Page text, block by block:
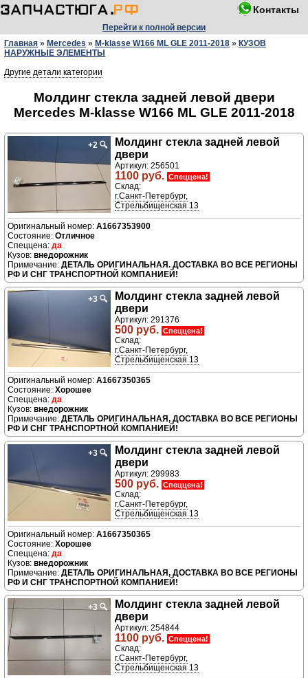
Контакты
Перейти к полной версии
Главная » Mercedes » M-klasse W166 ML GLE 2011-2018 » КУЗОВ
НАРУЖНЫЕ ЭЛЕМЕНТЫ
Другие детали категории
Молдинг стекла задней левой двери
Mercedes M-klasse W166 ML GLE 2011-2018
+2 🔍
Молдинг стекла задней левой
двери
Артикул: 256501
1100 руб. Спеццена!
Склад:
г.Санкт-Петербург,
Стрельбищенская 13
A1667353900
Отличное
да
внедорожник
ДЕТАЛЬ ОРИГИНАЛЬНАЯ. ДОСТАВКА ВО ВСЕ РЕГИОНЫ
РФ И СНГ ТРАНСПОРТНОЙ КОМПАНИЕЙ!
+3 🔍
Молдинг стекла задней левой
двери
Артикул: 291376
500 руб. Спеццена!
Склад:
г.Санкт-Петербург,
Стрельбищенская 13
A1667350365
Хорошее
да
внедорожник
ДЕТАЛЬ ОРИГИНАЛЬНАЯ, ДОСТАВКА ВО ВСЕ РЕГИОНЫ
РФ И СНГ ТРАНСПОРТНОЙ КОМПАНИЕЙ!
+3 🔍
Молдинг стекла задней левой
двери
Артикул: 299983
500 руб. Спеццена!
Склад:
г.Санкт-Петербург,
Стрельбищенская 13
A1667350365
Хорошее
да
внедорожник
ДЕТАЛЬ ОРИГИНАЛЬНАЯ, ДОСТАВКА ВО ВСЕ РЕГИОНЫ
РФ И СНГ ТРАНСПОРТНОЙ КОМПАНИЕЙ!
+3 🔍
Молдинг стекла задней левой
двери
Артикул: 254844
1100 руб. Спеццена!
Склад:
г.Санкт-Петербург,
Стрельбищенская 13